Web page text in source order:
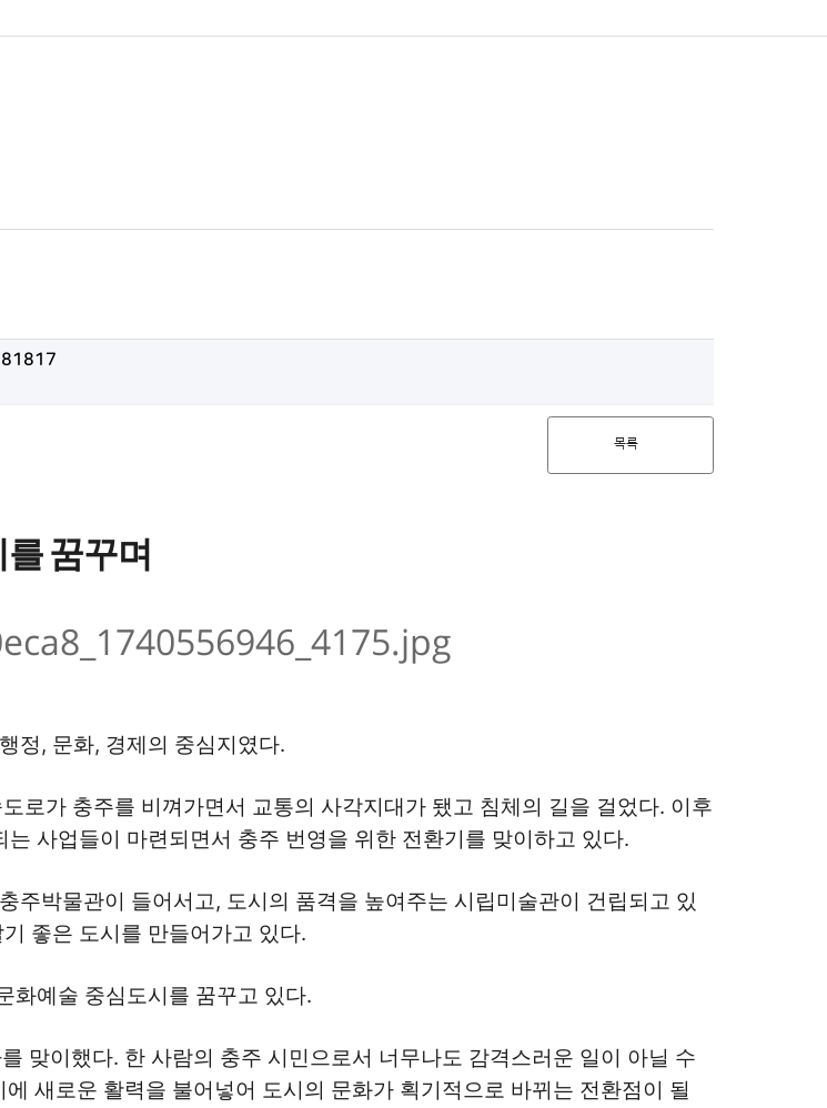
목록
꿈꾸며
정, 문화, 경제의 중심지였다.
로가 충주를 비껴가면서 교통의 사각지대가 됐고 침체의 길을 걸었다. 이후
사업들이 마련되면서 충주 번영을 위한 전환기를 맞이하고 있다.
주박물관이 들어서고, 도시의 품격을 높여주는 시립미술관이 건립되고 있
좋은 도시를 만들어가고 있다.
화예술 중심도시를 꿈꾸고 있다.
맞이했다. 한 사람의 충주 시민으로서 너무나도 감격스러운 일이 아닐 수
새로운 활력을 불어넣어 도시의 문화가 획기적으로 바뀌는 전환점이 될